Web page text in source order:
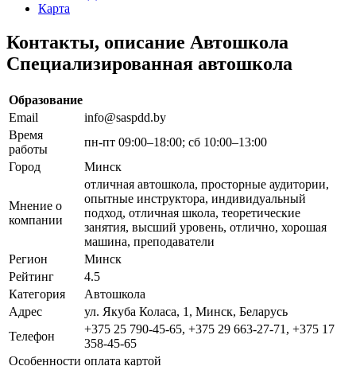
Карта
Контакты, описание Автошкола
Специализированная автошкола
Образование
Email
info@saspdd.by
Время
работы
пн-пт 09:00–18:00; сб 10:00–13:00
Город
Минск
Мнение о
компании
отличная автошкола, просторные аудитории,
опытные инструктора, индивидуальный
подход, отличная школа, теоретические
занятия, высший уровень, отлично, хорошая
машина, преподаватели
Регион
Минск
Рейтинг
4.5
Категория
Автошкола
Адрес
ул. Якуба Коласа, 1, Минск, Беларусь
Телефон
+375 25 790-45-65, +375 29 663-27-71, +375 17
358-45-65
Особенности оплата картой